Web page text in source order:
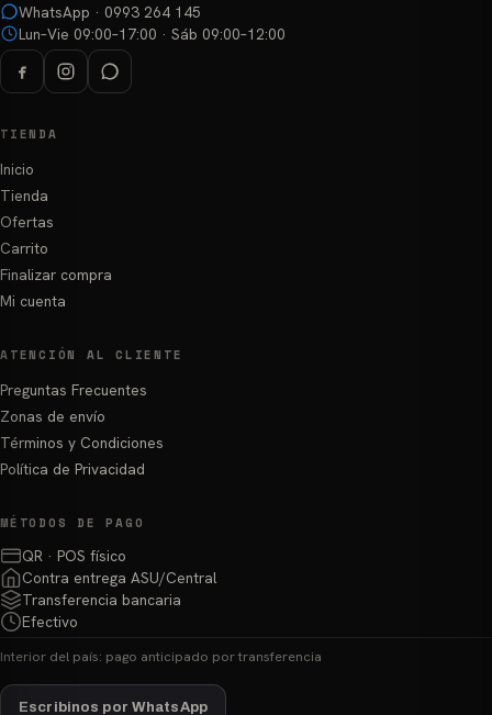
WhatsApp · 0993 264 145
Lun–Vie 09:00–17:00 · Sáb 09:00–12:00
TIENDA
Inicio
Tienda
Ofertas
Carrito
Finalizar compra
Mi cuenta
ATENCIÓN AL CLIENTE
Preguntas Frecuentes
Zonas de envío
Términos y Condiciones
Política de Privacidad
MÉTODOS DE PAGO
QR · POS físico
Contra entrega ASU/Central
Transferencia bancaria
Efectivo
Interior del país: pago anticipado por transferencia
Escribinos por WhatsApp